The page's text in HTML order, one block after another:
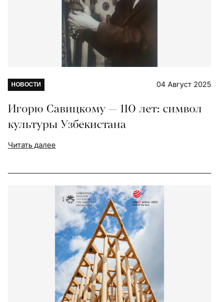
НОВОСТИ 04 Август 2025
Игорю Савицкому — 110 лет: символ
культуры Узбекистана
Читать далее